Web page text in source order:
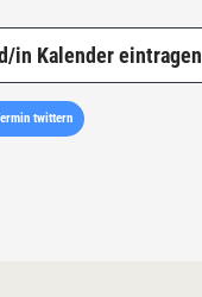
in Kalender eintragen
twittern